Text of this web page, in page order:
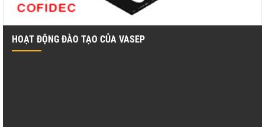
HOẠT ĐỘNG ĐÀO TẠO CỦA VASEP